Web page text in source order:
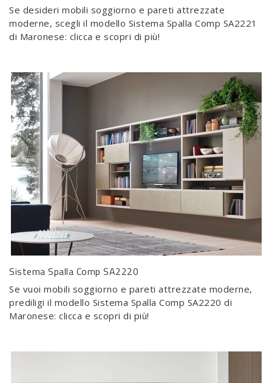
Se desideri mobili soggiorno e pareti attrezzate
moderne, scegli il modello Sistema Spalla Comp SA2221
di Maronese: clicca e scopri di più!
Sistema Spalla Comp SA2220
Se vuoi mobili soggiorno e pareti attrezzate moderne,
prediligi il modello Sistema Spalla Comp SA2220 di
Maronese: clicca e scopri di più!